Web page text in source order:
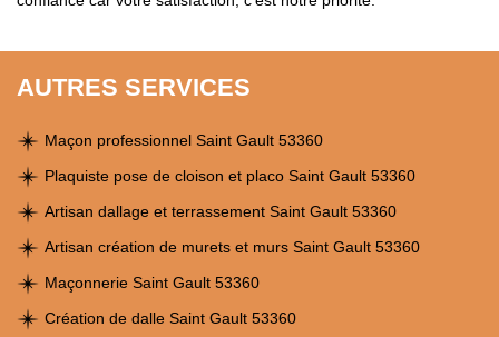
AUTRES SERVICES
Maçon professionnel Saint Gault 53360
Plaquiste pose de cloison et placo Saint Gault 53360
Artisan dallage et terrassement Saint Gault 53360
Artisan création de murets et murs Saint Gault 53360
Maçonnerie Saint Gault 53360
Création de dalle Saint Gault 53360